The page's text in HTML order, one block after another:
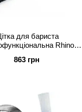
для бариста
Rhino
863 грн